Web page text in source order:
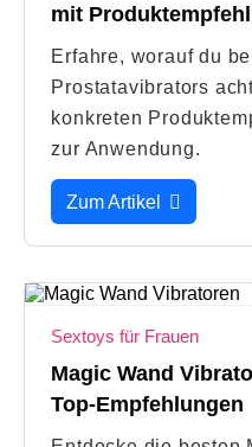
mit
Erfahre, worauf du
Prostatavibrators
konkreten
zur Anwendung.
Zum Artikel
Sextoys für Frauen
Magic Wand
Top-Empfehlungen